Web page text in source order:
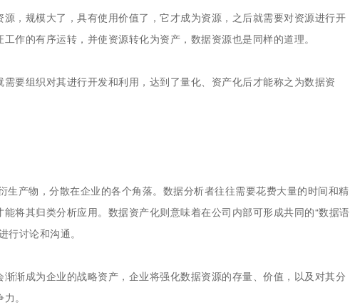
，规模大了，具有使用价值了，它才成为资源，之后就需要对资源进行开
作的有序运转，并使资源转化为资产，数据资源也是同样的道理。
要组织对其进行开发和利用，达到了量化、资产化后才能称之为数据资
产物，分散在企业的各个角落。数据分析者往往需要花费大量的时间和精
将其归类分析应用。数据资产化则意味着在公司内部可形成共同的“数据语
讨论和沟通。
渐成为企业的战略资产，企业将强化数据资源的存量、价值，以及对其分
。